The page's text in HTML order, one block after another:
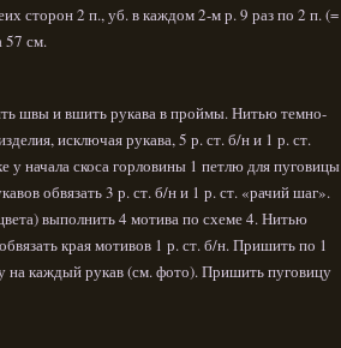
сторон 2 п., уб. в каждом 2-м р. 9 раз по 2 п. (=
57 см.
швы и вшить рукава в проймы. Нитью темно-
исключая рукава, 5 р. ст. б/н и 1 р. ст.
у начала скоса горловины 1 петлю для пуговицы
обвязать 3 р. ст. б/н и 1 р. ст. «рачий шаг».
выполнить 4 мотива по схеме 4. Нитью
края мотивов 1 р. ст. б/н. Пришить по 1
каждый рукав (см. фото). Пришить пуговицу